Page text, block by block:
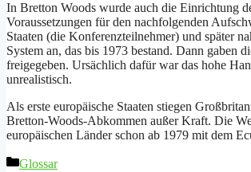
In Bretton Woods wurde auch die Einrichtung
Voraussetzungen für den nachfolgenden
Staaten (die Konferenzteilnehmer) und später
System an, das bis 1973 bestand. Dann
freigegeben. Ursächlich dafür war das hohe
unrealistisch.
Als erste europäische Staaten stiegen
Bretton-Woods-Abkommen außer Kraft. Die
europäischen Länder schon ab 1979 mit dem
Kategorien
Glossar